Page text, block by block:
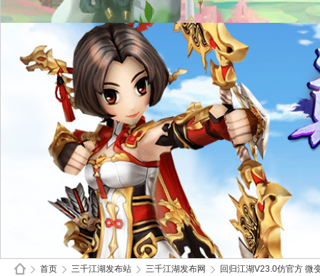
首页 三千江湖发布站 三千江湖发布网 回归江湖V23.0仿官方 微